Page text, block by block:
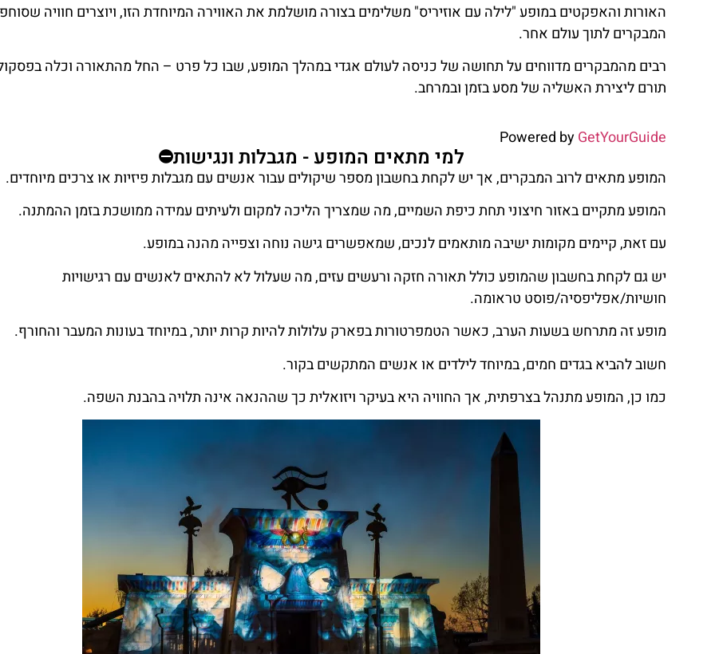
האורות והאפקטים במופע "לילה עם אוזיריס" משלימים בצורה מושלמת את האווירה המיוחדת הזו, ויוצרים חוויה
המבקרים לתוך עולם אחר.
רבים מהמבקרים מדווחים על תחושה של כניסה לעולם אגדי במהלך המופע, שבו כל פרט – החל מהתאורה וכלה
תורם ליצירת האשליה של מסע בזמן ובמרחב.
Powered byGetYourGuide
למי מתאים המופע - מגבלות ונגישות⛔
המופע מתאים לרוב המבקרים, אך יש לקחת בחשבון מספר שיקולים עבור אנשים עם מגבלות פיזיות או צרכים מיוחדים.
המופע מתקיים באזור חיצוני תחת כיפת השמיים, מה שמצריך הליכה למקום ולעיתים עמידה ממושכת בזמן ההמתנה.
עם זאת, קיימים מקומות ישיבה מותאמים לנכים, שמאפשרים גישה נוחה וצפייה מהנה במופע.
יש גם לקחת בחשבון שהמופע כולל תאורה חזקה ורעשים עזים, מה שעלול לא להתאים לאנשים עם רגישויות
חושיות/אפליפסיה/פוסט טראומה.
מופע זה מתרחש בשעות הערב, כאשר הטמפרטורות בפארק עלולות להיות קרות יותר, במיוחד בעונות המעבר והחורף.
חשוב להביא בגדים חמים, במיוחד לילדים או אנשים המתקשים בקור.
כמו כן, המופע מתנהל בצרפתית, אך החוויה היא בעיקר ויזואלית כך שההנאה אינה תלויה בהבנת השפה.